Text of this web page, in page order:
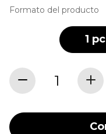
Formato del producto
1 pc